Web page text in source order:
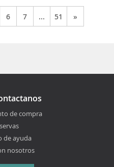
6 7 ... 51 »
de compra
de ayuda
nosotros